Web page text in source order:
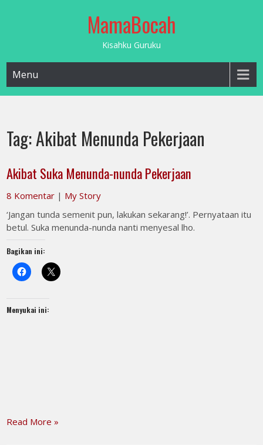
MamaBocah
Kisahku Guruku
Menu
Tag:Akibat Menunda Pekerjaan
Akibat Suka Menunda-nunda Pekerjaan
8 Komentar | My Story
‘Jangan tunda semenit pun, lakukan sekarang!’. Pernyataan itu
betul. Suka menunda-nunda nanti menyesal lho.
Bagikan ini:
Menyukai ini:
Read More »